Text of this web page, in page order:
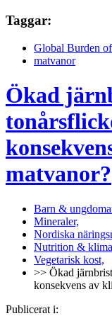
Taggar:
Global Burden
matvanor
Ökad
matvanor?
Barn &
Mineraler,
Nordiska
Nutrition &
Vegetarisk kost,
>> Ökad
konsekvens av
Publicerat i: